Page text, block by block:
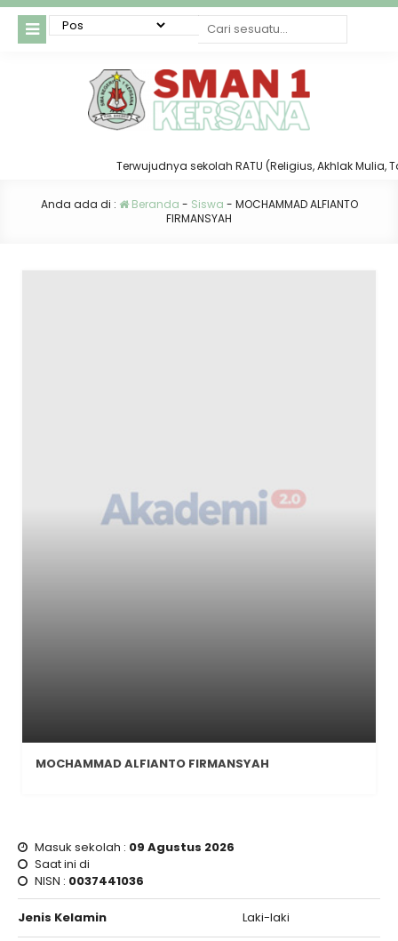
Terwujudnya sekolah RATU (Religius, Akhlak Mulia,
Anda ada di : Beranda - Siswa - MOCHAMMAD ALFIANTO
FIRMANSYAH
MOCHAMMAD ALFIANTO FIRMANSYAH
Masuk sekolah : 09 Agustus 2026
Saat ini di
NISN : 0037441036
Jenis Kelamin Laki-laki